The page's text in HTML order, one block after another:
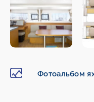
Фотоальбом